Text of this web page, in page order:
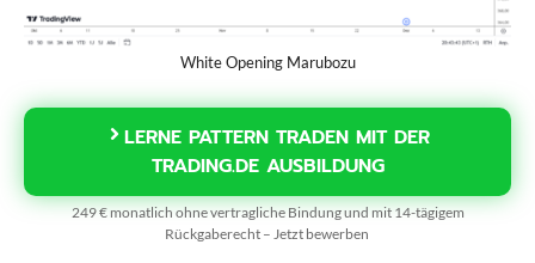
White Opening Marubozu
LERNE PATTERN TRADEN MIT DER
TRADING.DE AUSBILDUNG
249 € monatlich ohne vertragliche Bindung und mit 14-tägigem
Rückgaberecht – Jetzt bewerben